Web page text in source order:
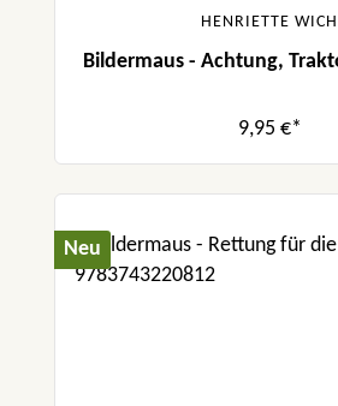
HENRIETTE WICH
Bildermaus - Achtung,
9,95 €*
Neu